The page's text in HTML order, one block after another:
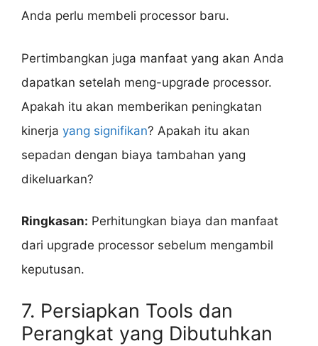
Anda perlu membeli processor baru.
Pertimbangkan juga manfaat yang akan Anda
dapatkan setelah meng-upgrade processor.
Apakah itu akan memberikan peningkatan
kinerja yang signifikan? Apakah itu akan
sepadan dengan biaya tambahan yang
dikeluarkan?
Ringkasan: Perhitungkan biaya dan manfaat
dari upgrade processor sebelum mengambil
keputusan.
7. Persiapkan Tools dan
Perangkat yang Dibutuhkan